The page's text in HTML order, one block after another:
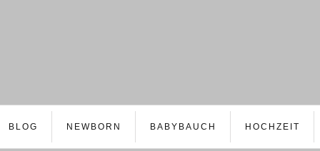
BLOG NEWBORN BABYBAUCH HOCHZEIT